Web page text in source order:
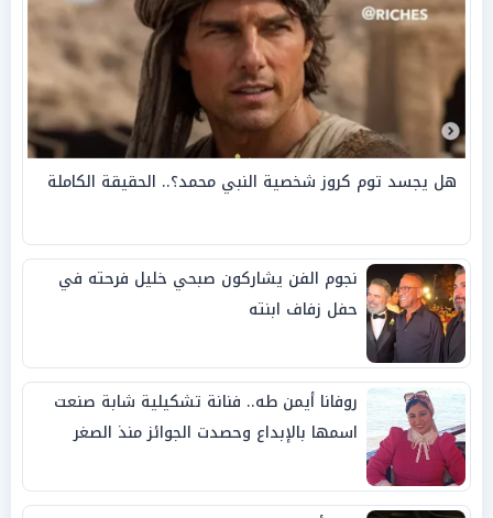
هل يجسد توم كروز شخصية النبي محمد؟.. الحقيقة الكاملة
نجوم الفن يشاركون صبحي خليل فرحته في
حفل زفاف ابنته
روفانا أيمن طه.. فنانة تشكيلية شابة صنعت
اسمها بالإبداع وحصدت الجوائز منذ الصغر